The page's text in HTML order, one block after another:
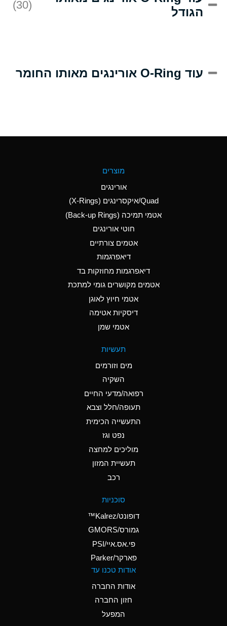
Adipic Acid
(Aqueous)
Aluminum Nitrate
(Aqueous)
Aluminum Phosphate
Ammonia Anhydrous
D
Ammonia Gas (cold)
D
Ammonia Gas (hot)
Ammonium Hydroxide
B
Ammonium Nitrate
Ammonium Nitrite
Ammonium Persulfate
Ammonium Phosphate
A
Ammonium Sulfate
B
Amyl Acetate (Banana
הגודל
(30)
עוד O-Ring אורינגים מאותו החומר
מוצרים
אורינגים
Quad/איקסרינגים (X-Rings)
אטמי תמיכה (Back-up Rings)
חוטי אורינגים
אטמים צורתיים
דיאפרגמות
דיאפרגמות מחוזקות בד
אטמים מקושרים גומי למתכת
אטמי חיוץ לאוגן
דיסקיות אטימה
אטמי שמן
תעשיות
מים וזורמים
השקיה
רפואה/מדעי החיים
תעופה/חלל וצבא
התעשייה הכימית
נפט וגז
מוליכים למחצה
תעשיית המזון
רכב
סוכניות
דופונט/Kalrez™
גמורס/GMORS
פי.אס.איי/PSI
פארקר/Parker
אודות טכנו עד
אודות החברה
חזון החברה
המפעל